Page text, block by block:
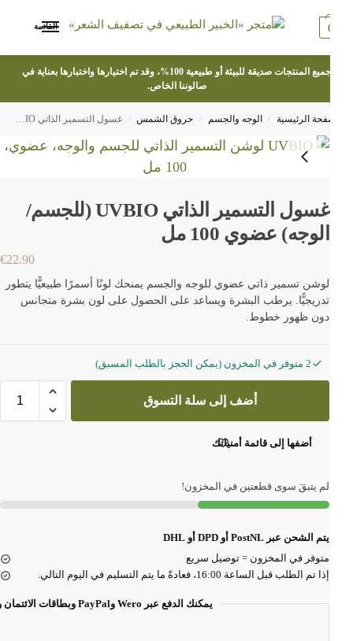
القائمة
جميع المنتجات صديقة للبيئة أو طبيعية 100%، وقد تم اختيارها واختبارها بعناية في
صالوننا الخاص.
الرئيسية / الوجه والجسم / حروق الشمس / غسول التسمير الذاتي UVBIO (للجسم/الوجه) عضوي 100 مل
غسول التسمير الذاتي UVBIO (للجسم/
الوجه) عضوي 100 مل
€22.90
لوشن تسمير ذاتي عضوي للوجه والجسم يمنحك لونًا أسمرًا طبيعيًّا يتطور
تدريجيًّا. يرطب البشرة ويساعد على الحصول على لون بشرة متجانس
دون ظهور خطوط.
أضف إلى سلة التسوق
أضفها إلى قائمة أمنياتك
لم يتبقَ سوى قطعتين في المخزون!
يتم الشحن عبر PostNL أو DPD أو DHL
متوفر في المخزون = توصيل سريع
إذا تم الطلب قبل الساعة 16:00، فعادةً ما يتم التسليم في اليوم التالي.
يمكنك الدفع عبر Wero وPayPal وبطاقات الائتمان وغيرها